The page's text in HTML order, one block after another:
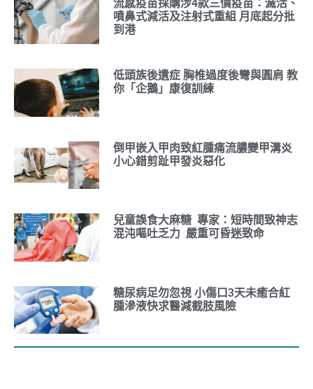
流感疫苗採購涉4款三價疫苗：滅活、
噴鼻式減活及注射式重組 月底起分批
到港
低頭族後遺症 胸椎過度後彎與圓肩 教
你「企鵝」康復訓練
倒甲嵌入甲肉致紅腫痛流膿變甲溝炎
小心錯剪趾甲發炎惡化
兒童誤食大麻糖 專家：短時間致神志
混沌嘔吐乏力 嚴重可昏迷致命
糖尿病足勿忽視 小傷口3天未癒合紅
腫滲液快求醫減截肢風險